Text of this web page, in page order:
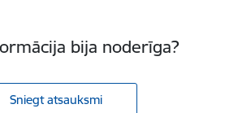
bija noderīga?
Sniegt atsauksmi